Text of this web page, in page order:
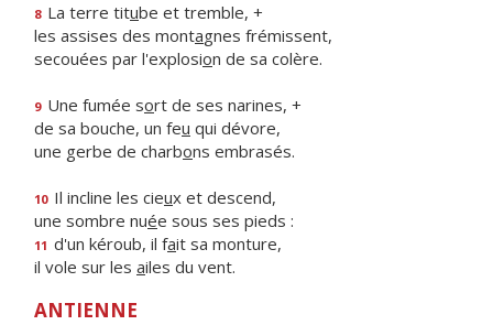
8 La terre titube et tremble, +
les assises des montagnes frémissent,
secouées par l'explosion de sa colère.
9 Une fumée sort de ses narines, +
de sa bouche, un feu qui dévore,
une gerbe de charbons embrasés.
10 Il incline les cieux et descend,
une sombre nuée sous ses pieds :
11 d'un kéroub, il fait sa monture,
il vole sur les ailes du vent.
ANTIENNE